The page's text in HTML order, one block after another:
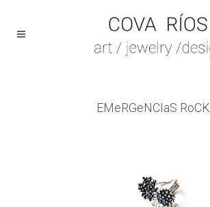
EMeRGeNCIaS RoCK